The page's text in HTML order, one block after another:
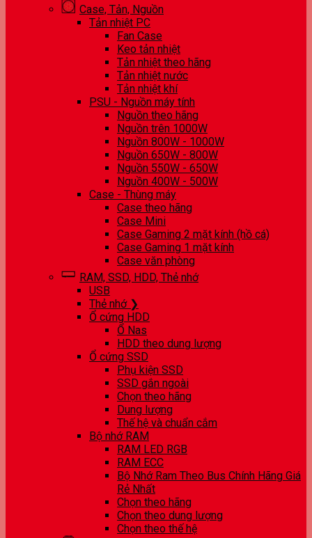
Case, Tản, Nguồn
Tản nhiệt PC
Fan Case
Keo tản nhiệt
Tản nhiệt theo hãng
Tản nhiệt nước
Tản nhiệt khí
PSU - Nguồn máy tính
Nguồn theo hãng
Nguồn trên 1000W
Nguồn 800W - 1000W
Nguồn 650W - 800W
Nguồn 550W - 650W
Nguồn 400W - 500W
Case - Thùng máy
Case theo hãng
Case Mini
Case Gaming 2 mặt kính (hồ cá)
Case Gaming 1 mặt kính
Case văn phòng
RAM, SSD, HDD, Thẻ nhớ
USB
Thẻ nhớ ❯
Ổ cứng HDD
Ổ Nas
HDD theo dung lượng
Ổ cứng SSD
Phụ kiện SSD
SSD gắn ngoài
Chọn theo hãng
Dung lượng
Thế hệ và chuẩn cắm
Bộ nhớ RAM
RAM LED RGB
RAM ECC
Bộ Nhớ Ram Theo Bus Chính Hãng Giá
Rẻ Nhất
Chọn theo hãng
Chọn theo dung lượng
Chọn theo thế hệ